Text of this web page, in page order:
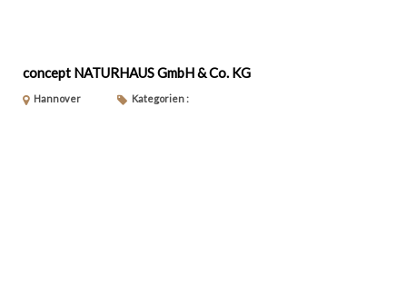
concept NATURHAUS GmbH & Co. KG
Hannover Kategorien :